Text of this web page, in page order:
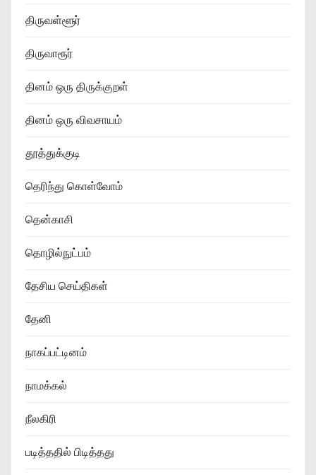
திருவள்ளூர்
திருவாரூர்
தினம் ஒரு திருக்குறள்
தினம் ஒரு விவசாயம்
தூத்துக்குடி
தெரிந்து கொள்வோம்
தென்காசி
தொழில்நுட்பம்
தேசிய செய்திகள்
தேனி
நாகப்பட்டினம்
நாமக்கல்
நீலகிரி
படித்ததில் பிடித்தது